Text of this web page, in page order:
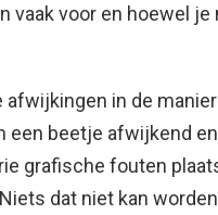
vaak voor en hoewel
in de
beetje afwijkend
grafische fouten
dat niet kan